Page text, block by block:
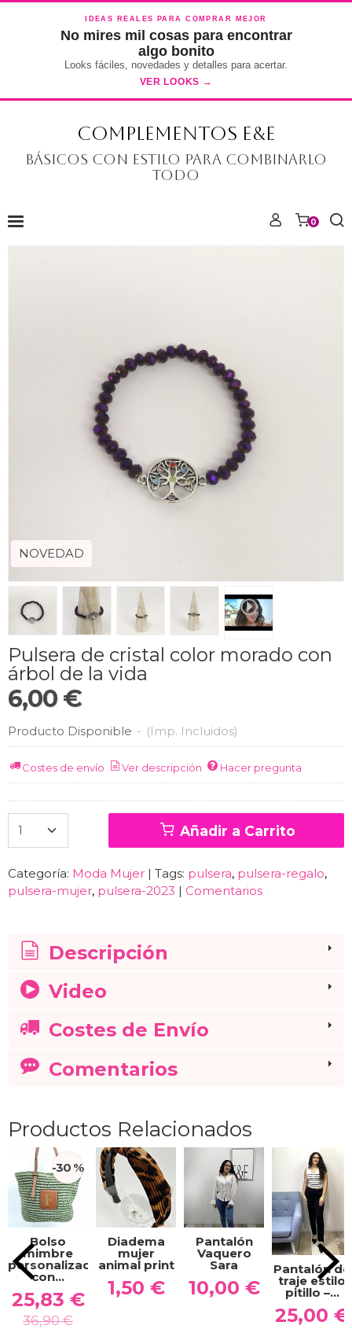
IDEAS REALES PARA COMPRAR MEJOR
No mires mil cosas para encontrar
algo bonito
Looks fáciles, novedades y detalles para acertar.
VER LOOKS →
COMPLEMENTOS E&E
Básicos con estilo para combinarlo
todo
0
NOVEDAD
Pulsera de cristal color morado con
árbol de la vida
6,00 €
Producto Disponible - (Imp. Incluidos)
Costes de envío Ver descripción Hacer pregunta
Añadir a Carrito
Categoría: Moda Mujer | Tags: pulsera pulsera-regalo
pulsera-mujer pulsera-2023 | Comentarios
Descripción
Video
Costes de Envío
Comentarios
Productos Relacionados
-30 %
Bolso
mimbre
personalizado
con...
25,83 €
36,90 €
Diadema
mujer
animal print
1,50 €
Pantalón
Vaquero
Sara
10,00 €
Pantalón de
traje estilo
pitillo –...
25,00 €